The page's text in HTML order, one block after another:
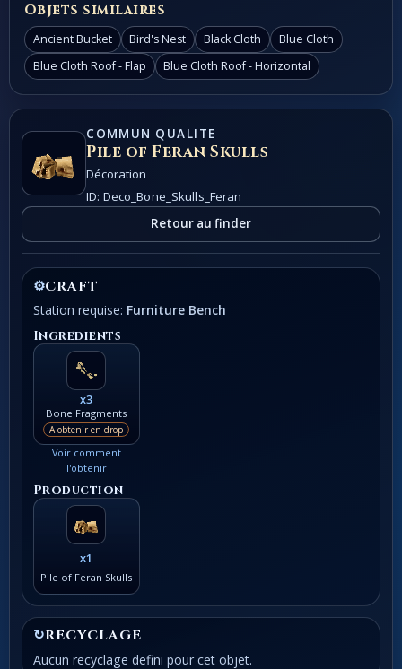
Objets similaires
Ancient Bucket Bird's Nest Black Cloth
Blue Cloth
Blue Cloth Roof - Flap
Blue Cloth Roof - Horizontal
COMMUN QUALITE
Pile of Feran Skulls
Décoration
ID: Deco_Bone_Skulls_Feran
Retour au finder
⚙CRAFT
Station requise: Furniture Bench
Ingredients
x3
Bone Fragments
A obtenir en drop
Voir comment
l'obtenir
Production
x1
Pile of Feran Skulls
↻RECYCLAGE
Aucun recyclage defini pour cet objet.